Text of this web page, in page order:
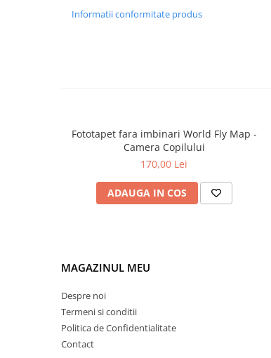
Informatii conformitate produs
Fototapet fara imbinari World Fly Map -
Camera Copilului
170,00 Lei
ADAUGA IN COS
MAGAZINUL MEU
Despre noi
Termeni si conditii
Politica de Confidentialitate
Contact